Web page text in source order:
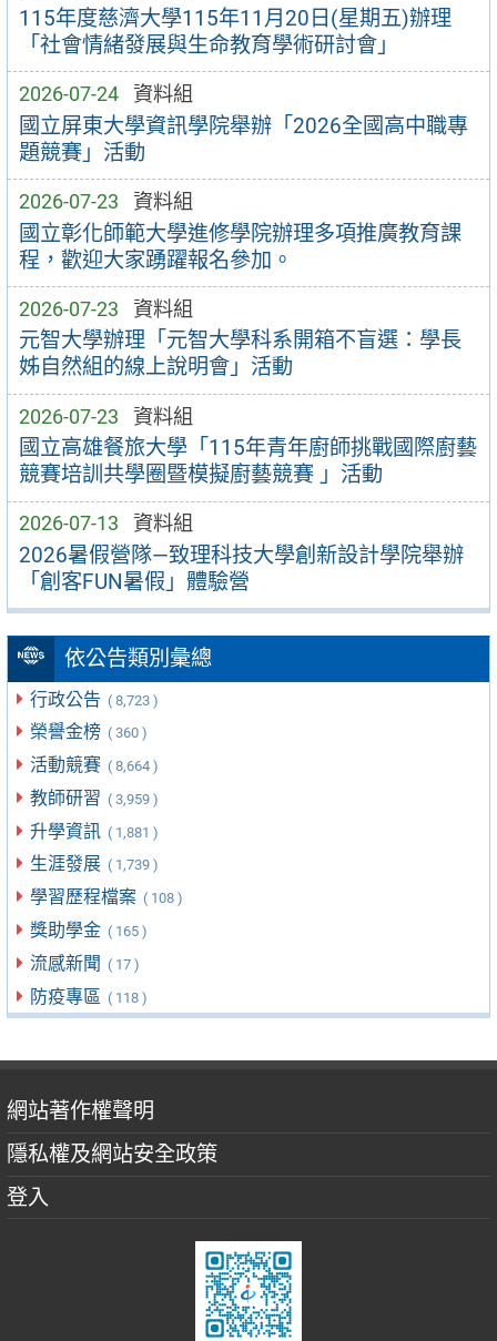
115年度慈濟大學115年11月20日(星期五)辦理
「社會情緒發展與生命教育學術研討會」
2026-07-24 資料組
國立屏東大學資訊學院舉辦「2026全國高中職專
題競賽」活動
2026-07-23 資料組
國立彰化師範大學進修學院辦理多項推廣教育課
程，歡迎大家踴躍報名參加。
2026-07-23 資料組
元智大學辦理「元智大學科系開箱不盲選：學長
姊自然組的線上說明會」活動
2026-07-23 資料組
國立高雄餐旅大學「115年青年廚師挑戰國際廚藝
競賽培訓共學圈暨模擬廚藝競賽 」活動
2026-07-13 資料組
2026暑假營隊—致理科技大學創新設計學院舉辦
「創客FUN暑假」體驗營
依公告類別彙總
行政公告 ( 8,723 )
榮譽金榜 ( 360 )
活動競賽 ( 8,664 )
教師研習 ( 3,959 )
升學資訊 ( 1,881 )
生涯發展 ( 1,739 )
學習歷程檔案 ( 108 )
獎助學金 ( 165 )
流感新聞 ( 17 )
防疫專區 ( 118 )
網站著作權聲明
隱私權及網站安全政策
登入